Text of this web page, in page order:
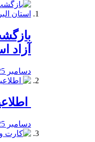
آزاد
دسامبر 25, 2019
دسامبر 25, 2019